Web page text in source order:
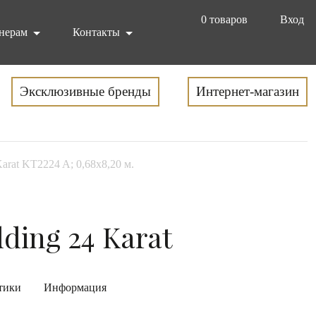
0 товаров
Вход
Контакты
Эксклюзивные бренды Интернет-магазин
KT2224 A; 0,68x8,20 м.
24 Karat
Информация